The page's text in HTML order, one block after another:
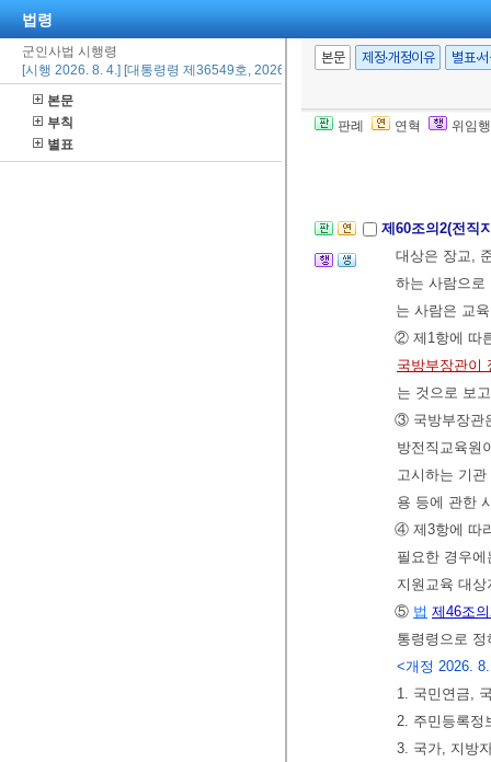
법령
군인사법 시행령
[시행 2026. 8. 4.] [대통령령 제36549호, 2026. 8. 3., 일부개정]
본문
부칙
별표
본문 제정·개정이유 별표·
판례 연혁 위임
[전문개정
제60조의2(전직
대상은 장교,
하는 사람으로
는 사람은 교
② 제1항에 따
국방부장관이
는 것으로 보
③ 국방부장관
방전직교육원
고시하는 기
용 등에 관한
④ 제3항에 따
필요한 경우
지원교육 대
⑤ 법 제46조
통령령으로
<개정 2026.
1. 국민연금,
2. 주민등록정
3. 국가, 지방